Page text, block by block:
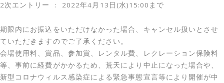
2次エントリー : 2022年4月13日(水)15:00まで
期限内にお振込をいただけなかった場合、キャンセル扱いとさせ
ていただきますのでご了承ください。
会場使用料、賞品、参加賞、レンタル費、レクレーション保険料
等、事前に経費がかかるため、荒天により中止になった場合や、
新型コロナウィルス感染症による緊急事態宣言等により開催が中